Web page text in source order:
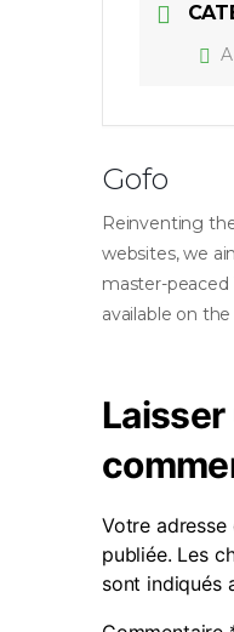
Gofo
Reinventing
websites, we
master-
available on
Laisser
Votre adresse
publiée. Les
sont indiqués